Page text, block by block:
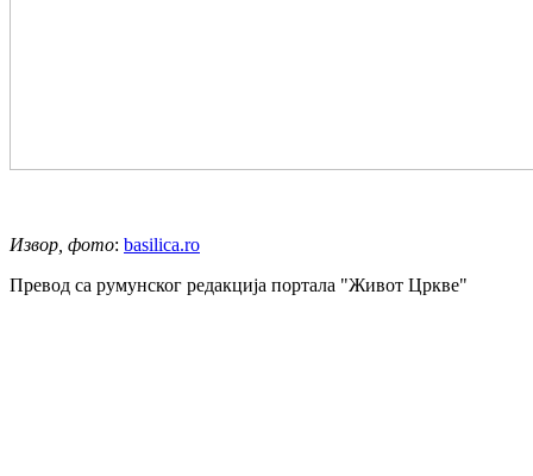
Извор, фото: basilica.ro
Превод са румунског редакција портала "Живот Цркве"